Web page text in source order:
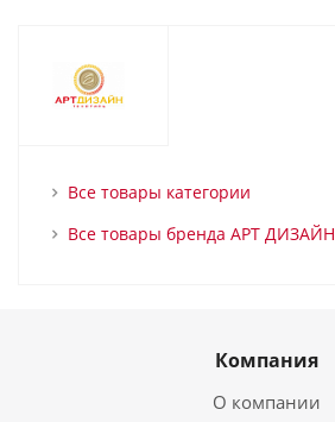
Все товары категории
Все товары бренда АРТ ДИЗАЙН
Компания
О компании